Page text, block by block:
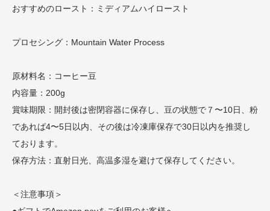
おすすめのロースト：ミディアムハイロースト
プロセシング：Mountain Water Process
原材料名：コーヒー豆
内容量：200g
賞味期限：開封後は密閉容器に保存し、豆の状態で７〜10日、粉
であれば4〜5日以内、その後は冷凍庫保存で30日以内を推奨し
ております。
保存方法：直射日光、高温多湿を避けて保存してください。
＜注意事項＞